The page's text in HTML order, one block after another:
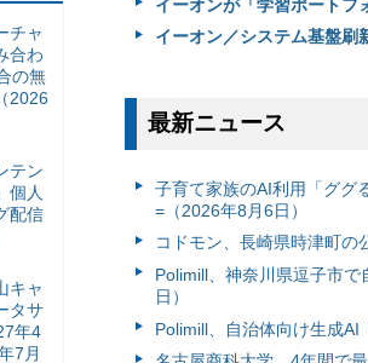
イーオンが「学習ポートフ
イーオン／システム基盤刷
最新ニュース
子育て家族のAI利用「ググ
=（2026年8月6日）
コドモン、長崎県時津町の
Polimill、神奈川県逗子市
日）
Polimill、自治体向け生成AI
チャ
合わ
の無
2026
テン
個人
配信
キャ
タサ
年4
7月